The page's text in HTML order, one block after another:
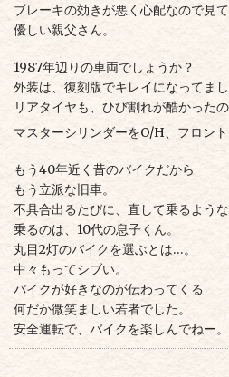
ブレーキの効きが悪く心配なので見
優しい親父さん。
1987年辺りの車両でしょうか？
外装は、復刻版でキレイになってま
リアタイヤも、 ひび割れが酷かったの
マスターシリンダーをO/H、 フロント
もう40年近く昔のバイクだから
もう立派な旧車。
不具合出るたびに、 直して乗るような
乗るのは、10代の息子くん。
丸目2灯のバイクを選ぶとは…。
中々もってシブい。
バイクが好きなのが伝わってくる
何だか微笑ましい若者でした。
安全運転で、 バイクを楽しんでねー。